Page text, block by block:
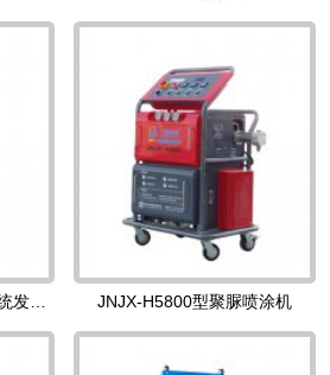
JNJX-H5800型聚脲喷涂机